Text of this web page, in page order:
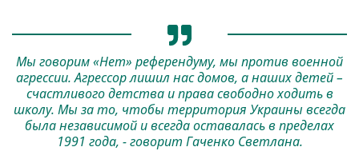
Мы говорим «Нет» референдуму, мы против военной
агрессии. Агрессор лишил нас домов, а наших детей –
счастливого детства и права свободно ходить в
школу. Мы за то, чтобы территория Украины всегда
была независимой и всегда оставалась в пределах
1991 года, - говорит Гаченко Светлана.